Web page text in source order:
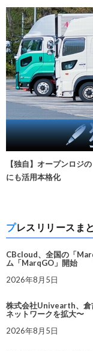
【独自】オープンロジ
にも活用本格化
プレスリリースま
CBcloud、全国の「
ム「MarqGO」開始
2026年8月5日
株式会社Univearth、倉
ネットワークを拡大〜
2026年8月5日